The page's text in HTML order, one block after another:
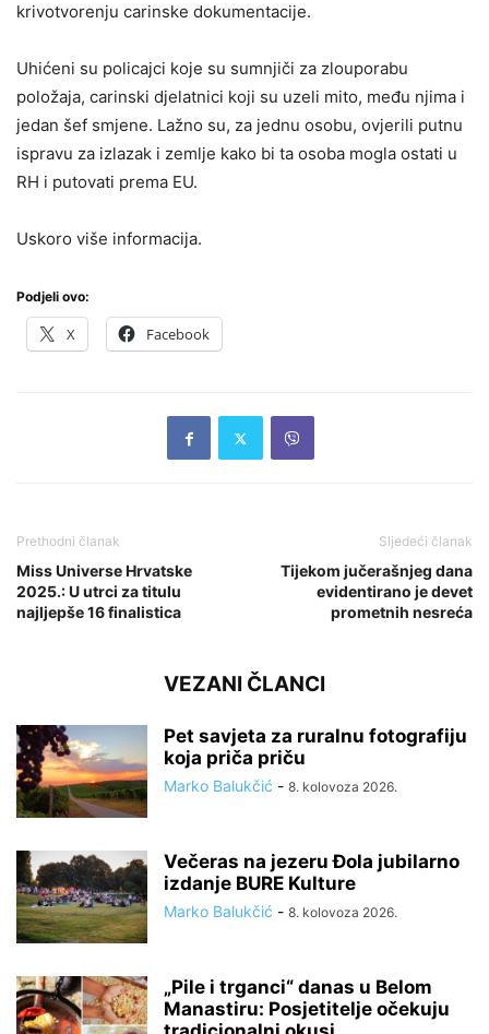
krivotvorenju carinske dokumentacije.
Uhićeni su policajci koje su sumnjiči za zlouporabu
položaja, carinski djelatnici koji su uzeli mito, među njima i
jedan šef smjene. Lažno su, za jednu osobu, ovjerili putnu
ispravu za izlazak i zemlje kako bi ta osoba mogla ostati u
RH i putovati prema EU.
Uskoro više informacija.
Podjeli ovo:
X Facebook
Prethodni članak
Miss Universe Hrvatske
2025.: U utrci za titulu
najljepše 16 finalistica
Sljedeći članak
Tijekom jučerašnjeg dana
evidentirano je devet
prometnih nesreća
VEZANI ČLANCI
Pet savjeta za ruralnu fotografiju
koja priča priču
Marko Balukčić - 8. kolovoza 2026.
Večeras na jezeru Đola jubilarno
izdanje BURE Kulture
Marko Balukčić - 8. kolovoza 2026.
„Pile i trganci“ danas u Belom
Manastiru: Posjetitelje očekuju